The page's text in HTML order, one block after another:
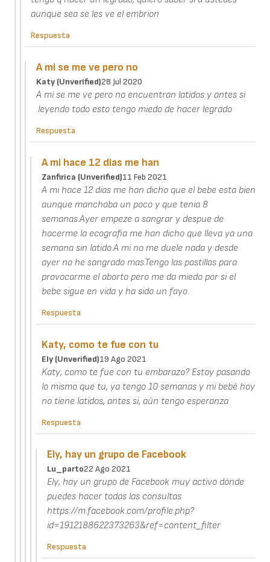
aunque sea se les ve el embrion
Respuesta
A mi se me ve pero no
Katy (unverified)28 Jul 2020
A mi se me ve pero no encuentran latidos y antes si
.leyendo todo esto tengo miedo de hacer legrado
Respuesta
A mi hace 12 dias me han
Zanfirica (unverified)11 Feb 2021
A mi hace 12 dias me han dicho que el bebe esta bien
aunque manchaba un poco y que tenia 8
semanas.Ayer empeze a sangrar y despue de
hacerme la ecografia me han dicho que lleva ya una
semana sin latido.A mi no me duele nada y desde
ayer no he sangrado mas.Tengo las pastillas para
provocarme el aborto pero me da miedo por si el
bebe sigue en vida y ha sido un fayo.
Respuesta
Katy, como te fue con tu
Ely (unverified)19 Ago 2021
Katy, como te fue con tu embarazo? Estoy pasando
lo mismo que tu, ya tengo 10 semanas y mi bebé hoy
no tiene latidos, antes si, aún tengo esperanza
Respuesta
Ely, hay un grupo de Facebook
Lu_parto22 Ago 2021
Ely, hay un grupo de Facebook muy activo dónde
puedes hacer todas las consultas
https://m.facebook.com/profile.php?
id=1912188622373263&ref=content_filter
Respuesta